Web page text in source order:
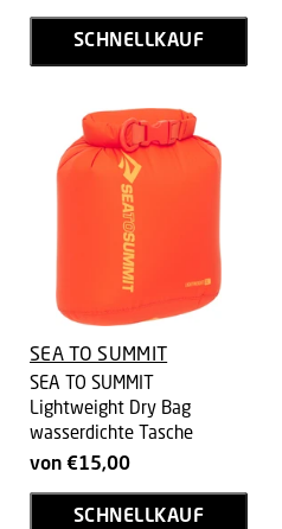
SCHNELLKAUF
SEA TO SUMMIT
SEA TO SUMMIT
Lightweight Dry Bag
wasserdichte Tasche
von €15,00
SCHNELLKAUF